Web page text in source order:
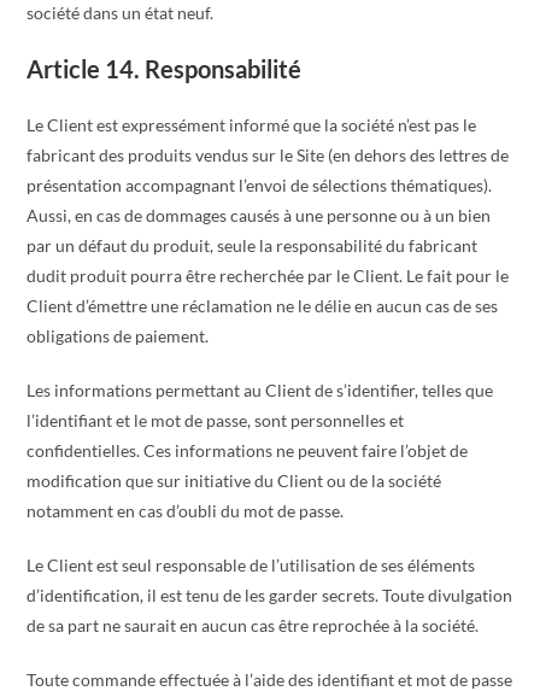
société dans un état neuf.
Article 14. Responsabilité
Le Client est expressément informé que la société n’est pas le
fabricant des produits vendus sur le Site (en dehors des lettres de
présentation accompagnant l’envoi de sélections thématiques).
Aussi, en cas de dommages causés à une personne ou à un bien
par un défaut du produit, seule la responsabilité du fabricant
dudit produit pourra être recherchée par le Client. Le fait pour le
Client d’émettre une réclamation ne le délie en aucun cas de ses
obligations de paiement.
Les informations permettant au Client de s’identifier, telles que
l’identifiant et le mot de passe, sont personnelles et
confidentielles. Ces informations ne peuvent faire l’objet de
modification que sur initiative du Client ou de la société
notamment en cas d’oubli du mot de passe.
Le Client est seul responsable de l’utilisation de ses éléments
d’identification, il est tenu de les garder secrets. Toute divulgation
de sa part ne saurait en aucun cas être reprochée à la société.
Toute commande effectuée à l’aide des identifiant et mot de passe